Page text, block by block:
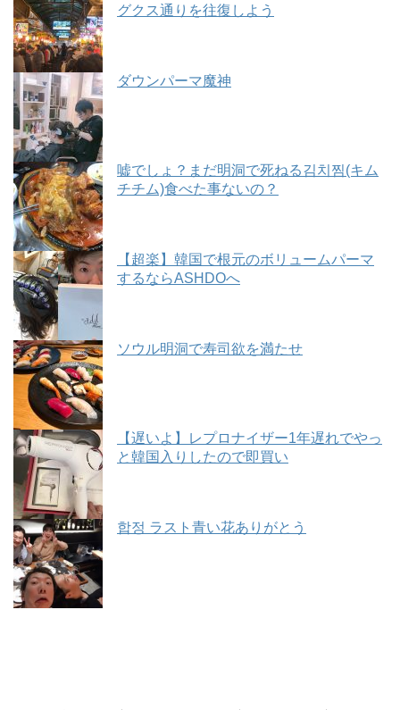
グクス通りを往復しよう
ダウンパーマ魔神
嘘でしょ？まだ明洞で死ねる김치찜(キム
チチム)食べた事ないの？
【超楽】韓国で根元のボリュームパーマ
するならASHDOへ
ソウル明洞で寿司欲を満たせ
【遅いよ】レプロナイザー1年遅れでやっ
と韓国入りしたので即買い
합정 ラスト青い花ありがとう